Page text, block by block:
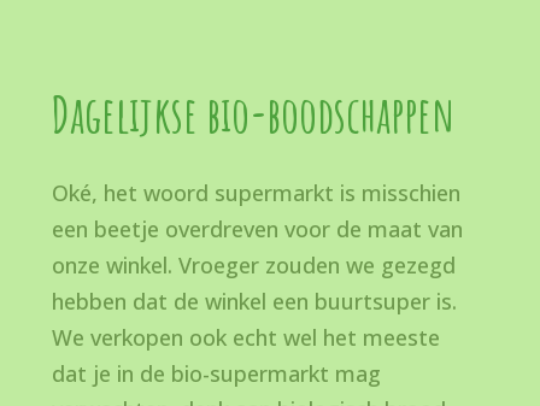
Dagelijkse bio-boodschappen
Oké, het woord supermarkt is misschien
een beetje overdreven voor de maat van
onze winkel. Vroeger zouden we gezegd
hebben dat de winkel een buurtsuper is.
We verkopen ook echt wel het meeste
dat je in de bio-supermarkt mag